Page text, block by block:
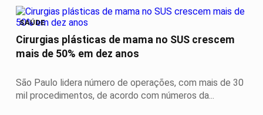
SAÚDE
Cirurgias plásticas de mama no SUS crescem
mais de 50% em dez anos
São Paulo lidera número de operações, com mais de 30
mil procedimentos, de acordo com números da...